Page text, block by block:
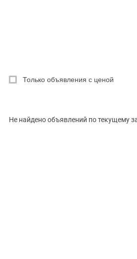
Цена, ₽
Только объявления с ценой
Не найдено объявлений по текущему